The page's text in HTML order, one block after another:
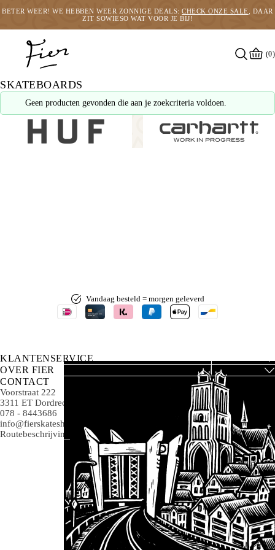
BETER WEER! WE HEBBEN WEER ZONNIGE DEALS:CHECK ONZE SALE , DAAR
ZIT SOWIESO WAT VOOR JE BIJ!
(0)
SKATEBOARDS
Geen producten gevonden die aan je zoekcriteria voldoen.
Vandaag besteld = morgen geleverd
KLANTENSERVICE
OVER FIER
CONTACT
Voorstraat 222
3311 ET Dordrecht
078 - 8443686
info@fierskateshop.nl
Routebeschrijving